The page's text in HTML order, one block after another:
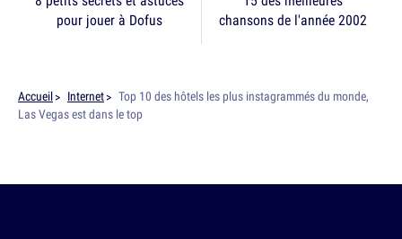
pour jouer à Dofus
chansons de l'année 2002
Accueil Internet
Top 10 des hôtels les plus instagrammés du monde,
Las Vegas est dans le top